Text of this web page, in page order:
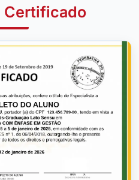
Certificado